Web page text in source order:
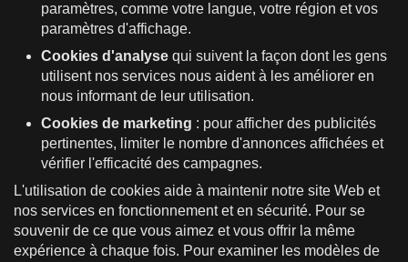
paramètres, comme votre langue, votre région et vos
paramètres d'affichage.
Cookies d'analyse qui suivent la façon dont les gens
utilisent nos services nous aident à les améliorer en
nous informant de leur utilisation.
Cookies de marketing : pour afficher des publicités
pertinentes, limiter le nombre d'annonces affichées et
vérifier l'efficacité des campagnes.
L'utilisation de cookies aide à maintenir notre site Web et
nos services en fonctionnement et en sécurité. Pour se
souvenir de ce que vous aimez et vous offrir la même
expérience à chaque fois. Pour examiner les modèles de